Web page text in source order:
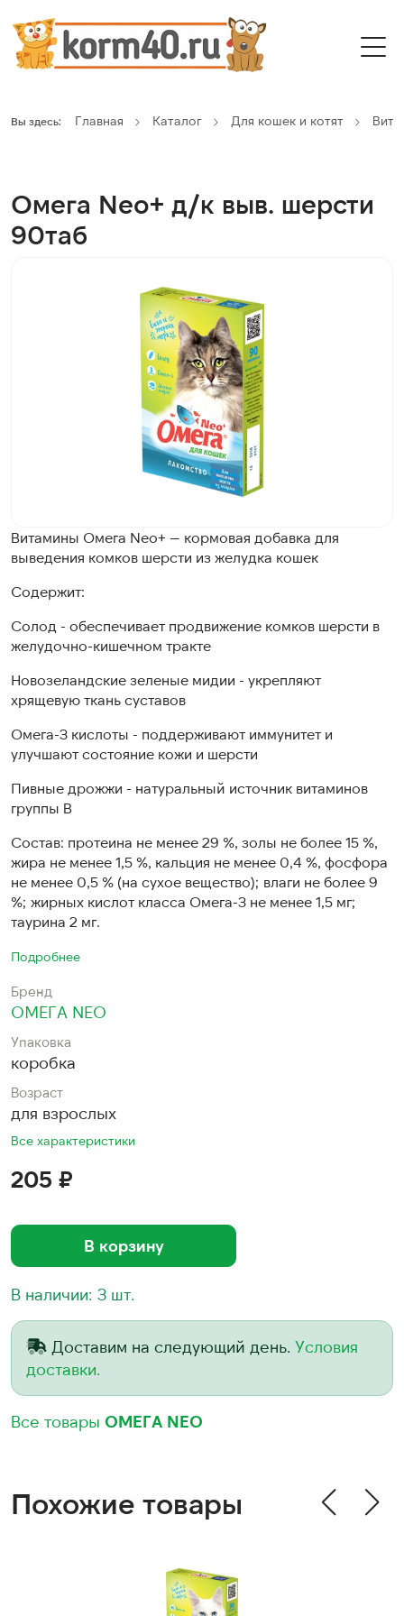
Вы здесь: Главная Каталог Для кошек и котят
Омега Neo+ д/к выв. шерсти
90таб
Витамины Омега Neo+ — кормовая добавка для
выведения комков шерсти из желудка кошек
Содержит:
Солод - обеспечивает продвижение комков шерсти в
желудочно-кишечном тракте
Новозеландские зеленые мидии - укрепляют
хрящевую ткань суставов
Омега-3 кислоты - поддерживают иммунитет и
улучшают состояние кожи и шерсти
Пивные дрожжи - натуральный источник витаминов
группы В
Состав: протеина не менее 29 %, золы не более 15 %,
жира не менее 1,5 %, кальция не менее 0,4 %, фосфора
не менее 0,5 % (на сухое вещество); влаги не более 9
%; жирных кислот класса Омега-3 не менее 1,5 мг;
таурина 2 мг.
Подробнее
Бренд
ОМЕГА NEO
Упаковка
коробка
Возраст
для взрослых
Все характеристики
205 ₽
В корзину
В наличии: 3 шт.
Доставим на следующий день. Условия
доставки.
Все товары ОМЕГА NEO
Похожие товары